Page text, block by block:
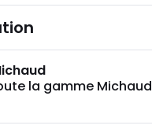
la gamme Michaud